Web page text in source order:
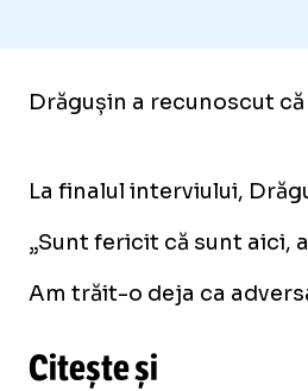
Drăgușin a recunoscut
La finalul interviului,
„Sunt fericit că sunt aici,
Am trăit-o deja ca
Citește și